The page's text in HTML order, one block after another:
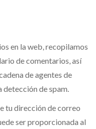
en la web, recopilamos
de comentarios, así
de agentes de
detección de spam.
tu dirección de correo
ser proporcionada al